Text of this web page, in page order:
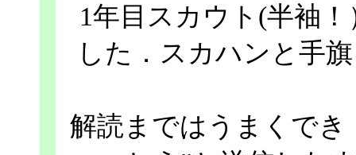
1年目スカウト(半袖
した．スカハンと手
解読まではうまくで